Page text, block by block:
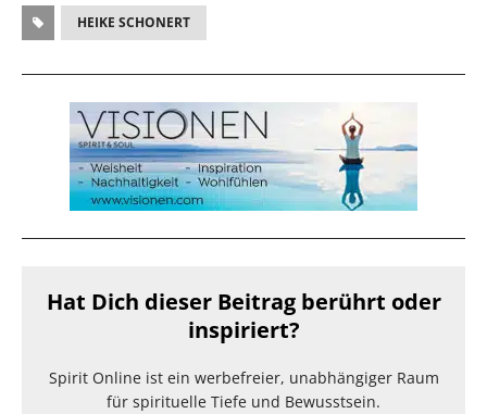
HEIKE SCHONERT
Hat Dich dieser Beitrag berührt oder
inspiriert?
Spirit Online ist ein werbefreier, unabhängiger Raum
für spirituelle Tiefe und Bewusstsein.